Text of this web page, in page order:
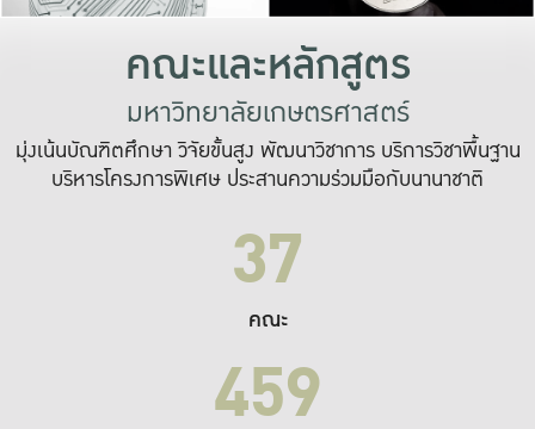
คณะและหลักสูตร
มหาวิทยาลัยเกษตรศาสตร์
มุ่งเน้นบัณฑิตศึกษา วิจัยขั้นสูง พัฒนาวิชาการ บริการวิชาพื้นฐาน
บริหารโครงการพิเศษ ประสานความร่วมมือกับนานาชาติ
37
คณะ
459